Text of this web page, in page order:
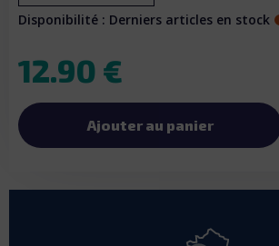
Disponibilité : Derniers articles en stock
12.90 €
Ajouter au panier